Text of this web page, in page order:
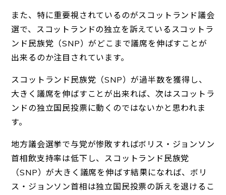
また、特に重要視されているのがスコットランド議会
選で、スコットランドの独立を訴えているスコットラ
ンド民族党（SNP）がどこまで議席を伸ばすことが
出来るのか注目されています。
スコットランド民族党（SNP）が過半数を獲得し、
大きく議席を伸ばすことが出来れば、次はスコットラ
ンドの独立国民投票に動くのではないかと思われま
す。
地方議会選挙で与党が惨敗すればボリス・ジョンソン
首相飲支持率は低下し、スコットランド民族党
（SNP）が大きく議席を伸ばす結果になれば、ボリ
ス・ジョンソン首相は独立国民投票の訴えを退けるこ